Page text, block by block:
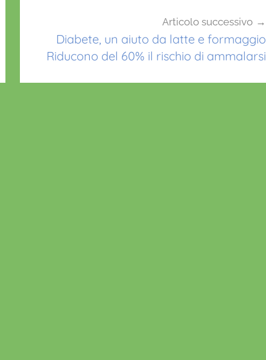
Articolo successivo
Diabete, un aiuto da latte e formaggio
Riducono del 60% il rischio di ammalarsi